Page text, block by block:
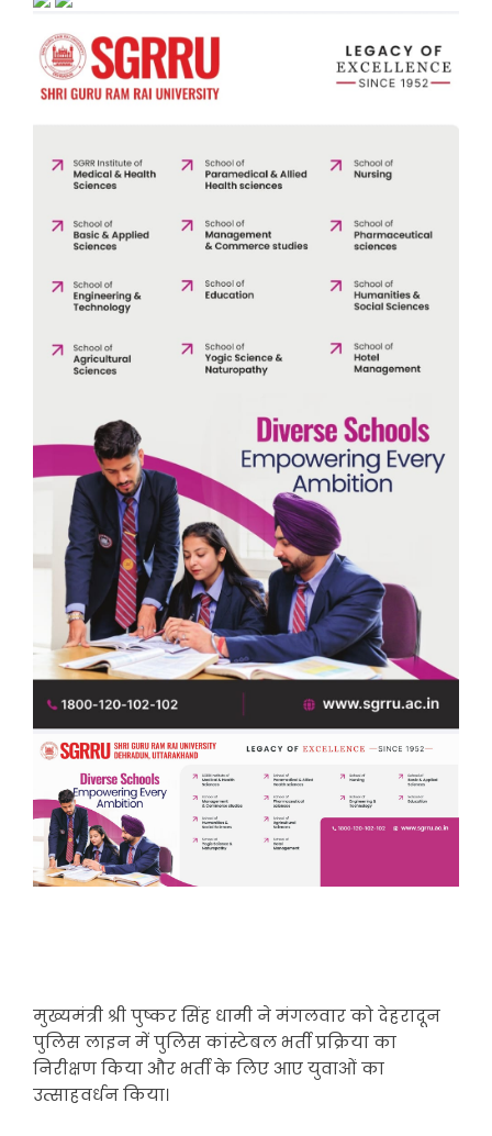
मुख्यमंत्री श्री पुष्कर सिंह धामी ने मंगलवार को देहरादून
पुलिस लाइन में पुलिस कांस्टेबल भर्ती प्रक्रिया का
निरीक्षण किया और भर्ती के लिए आए युवाओं का
उत्साहवर्धन किया।